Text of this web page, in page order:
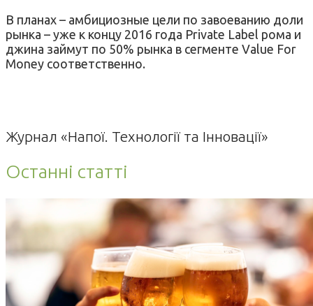
В планах – амбициозные цели по завоеванию доли
рынка – уже к концу 2016 года Private Label рома и
джина займут по 50% рынка в сегменте Value For
Money соответственно.
Журнал «Напої. Технології та Інновації»
Останні статті